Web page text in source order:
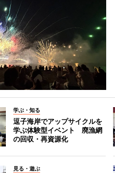
学ぶ・知る
逗子海岸でアップサイクルを
学ぶ体験型イベント 廃漁網
の回収・再資源化
見る・遊ぶ